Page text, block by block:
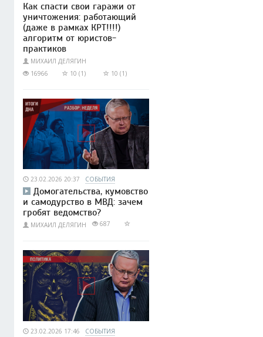
Как спасти свои гаражи от
уничтожения: работающий
(даже в рамках КРТ!!!!)
алгоритм от юристов-
практиков
МИХАИЛ ДЕЛЯГИН
16966
10 (1) 10 (1)
23.02.2026 20:37 СОБЫТИЯ
Домогательства, кумовство
и самодурство в МВД: зачем
гробят ведомство?
МИХАИЛ ДЕЛЯГИН 687
23.02.2026 17:46 СОБЫТИЯ